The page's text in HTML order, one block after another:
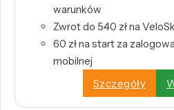
warunków
Zwrot do 540 zł na
60 zł na start za
mobilnej
Szczegóły